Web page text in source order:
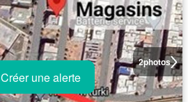
2photos
Créer une alerte